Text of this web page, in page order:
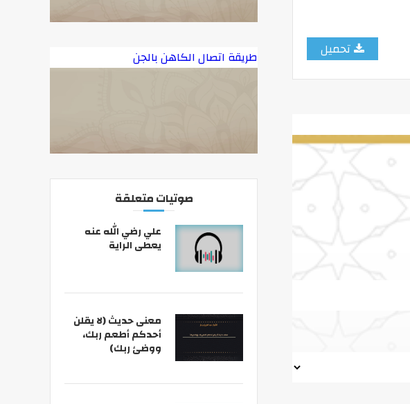
تحميل طريقة اتصال الكاهن بالجن
صوتيات متعلقة
علي رضي الله عنه
يعطى الراية
معنى حديث (لا يقلن
أحدكم أطعم ربك،
ووضئ ربك)